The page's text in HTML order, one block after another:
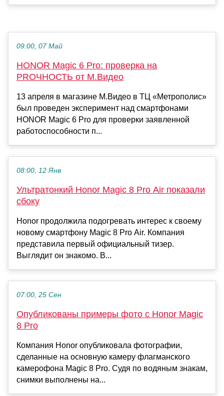
09:00, 07 Май
HONOR Magic 6 Pro: проверка на
PROЧНОСТЬ от М.Видео
13 апреля в магазине М.Видео в ТЦ «Метрополис»
был проведен эксперимент над смартфонами
HONOR Magic 6 Pro для проверки заявленной
работоспособности п...
08:00, 12 Янв
Ультратонкий Honor Magic 8 Pro Air показали
сбоку
Honor продолжила подогревать интерес к своему
новому смартфону Magic 8 Pro Air. Компания
представила первый официальный тизер.
Выглядит он знакомо. В...
07:00, 25 Сен
Опубликованы примеры фото с Honor Magic
8 Pro
Компания Honor опубликовала фотографии,
сделанные на основную камеру флагманского
камерофона Magic 8 Pro. Судя по водяным знакам,
снимки выполнены на...